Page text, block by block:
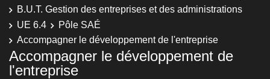
B.U.T. Gestion des entreprises et des administrations
UE 6.4
Pôle SAÉ
Accompagner le développement de l'entreprise
Accompagner le développement de
l'entreprise